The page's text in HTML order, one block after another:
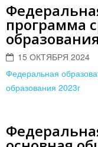
программа
15 ОКТЯБРЯ 2024
Федеральная
образования 2023г